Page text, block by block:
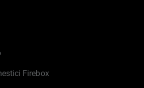
Firebox